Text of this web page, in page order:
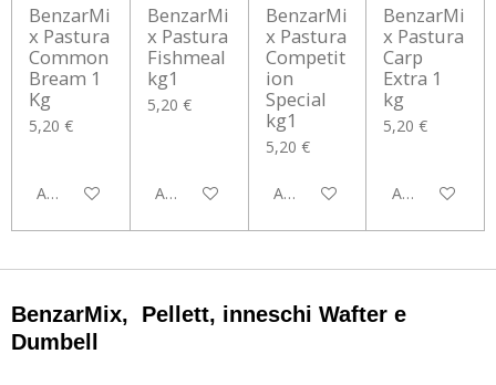
BenzarMi
x Pastura
Common
Bream 1
Kg
5,20 €
Aggiungi al carrello
BenzarMi
x Pastura
Fishmeal
kg1
5,20 €
Aggiungi al carrello
BenzarMi
x Pastura
Competit
ion
Special
kg1
5,20 €
Aggiungi al carrello
BenzarMi
x Pastura
Carp
Extra 1
kg
5,20 €
Aggiungi al
BenzarMix, Pellett, inneschi Wafter e
Dumbell